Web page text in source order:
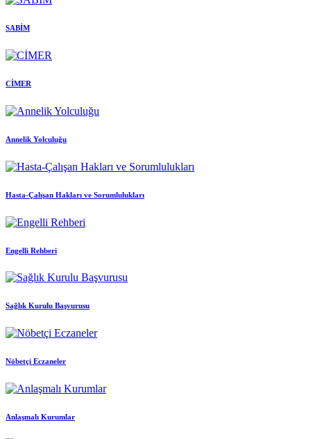
SABİM
CİMER
Annelik Yolculuğu
Hasta-Çalışan Hakları ve Sorumlulukları
Engelli Rehberi
Sağlık Kurulu Başvurusu
Nöbetçi Eczaneler
Anlaşmalı Kurumlar